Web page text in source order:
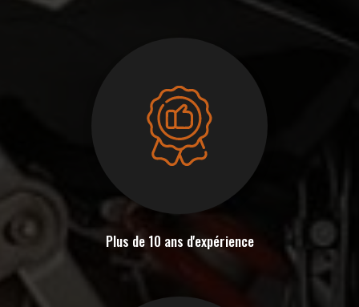
Plus de 10 ans d'expérience